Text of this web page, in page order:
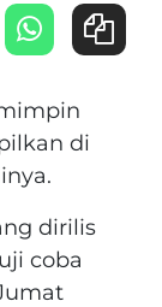
di
dirilis
coba